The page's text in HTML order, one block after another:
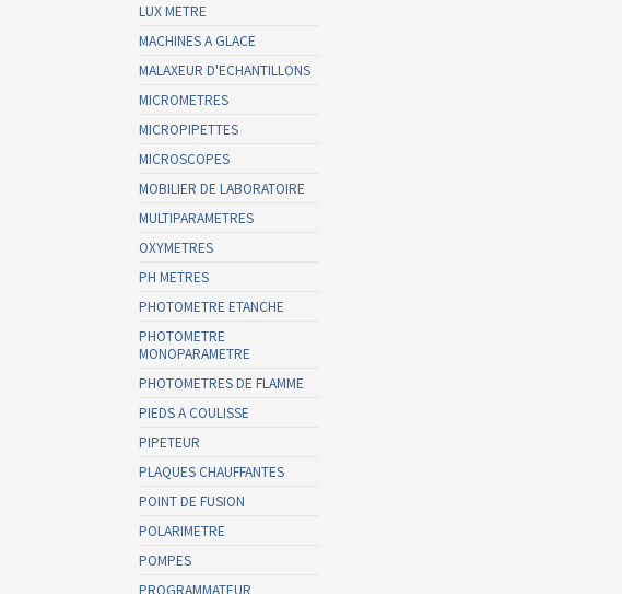
LUX METRE
MACHINES A GLACE
MALAXEUR D'ECHANTILLONS
MICROMETRES
MICROPIPETTES
MICROSCOPES
MOBILIER DE LABORATOIRE
MULTIPARAMETRES
OXYMETRES
PH METRES
PHOTOMETRE ETANCHE
PHOTOMETRE
MONOPARAMETRE
PHOTOMETRES DE FLAMME
PIEDS A COULISSE
PIPETEUR
PLAQUES CHAUFFANTES
POINT DE FUSION
POLARIMETRE
POMPES
PROGRAMMATEUR